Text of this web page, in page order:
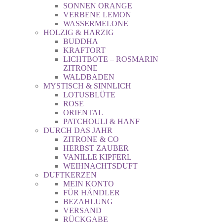
SONNEN ORANGE
VERBENE LEMON
WASSERMELONE
HOLZIG & HARZIG
BUDDHA
KRAFTORT
LICHTBOTE – ROSMARIN
ZITRONE
WALDBADEN
MYSTISCH & SINNLICH
LOTUSBLÜTE
ROSE
ORIENTAL
PATCHOULI & HANF
DURCH DAS JAHR
ZITRONE & CO
HERBST ZAUBER
VANILLE KIPFERL
WEIHNACHTSDUFT
DUFTKERZEN
MEIN KONTO
FÜR HÄNDLER
BEZAHLUNG
VERSAND
RÜCKGABE